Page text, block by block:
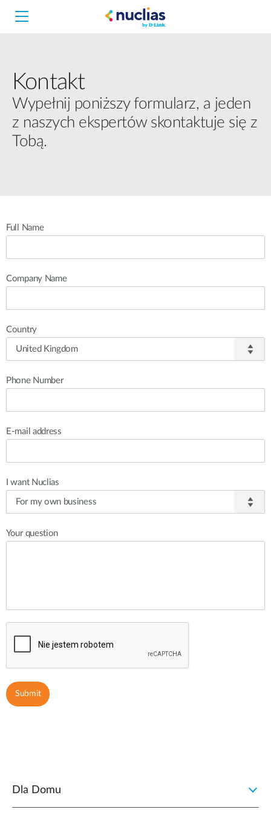
Nuclias Unity
Nuclias Cloud
Hardware DNH-1000
Software DNC-100
Kontakt
Wypełnij poniższy formularz, a jeden
z naszych ekspertów skontaktuje się z
Tobą.
Full Name
Company Name
Country
Phone Number
E-mail address
I want Nuclias
Your question
Dla Domu